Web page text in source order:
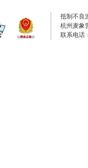
抵制不良
杭州麦象
联系电话